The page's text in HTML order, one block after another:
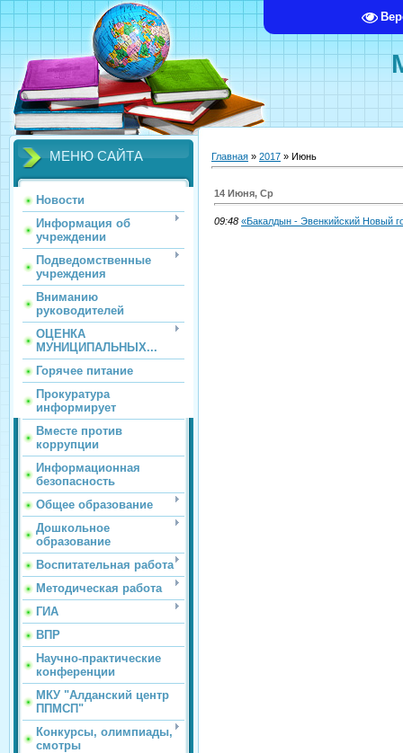
МЕНЮ САЙТА
Новости
Информация об
учреждении
Подведомственные
учреждения
Вниманию
руководителей
ОЦЕНКА
МУНИЦИПАЛЬНЫХ...
Горячее питание
Прокуратура
информирует
Вместе против
коррупции
Информационная
безопасность
Общее образование
Дошкольное
образование
Воспитательная работа
Методическая работа
ГИА
ВПР
Научно-практические
конференции
МКУ "Алданский центр
ППМСП"
Конкурсы, олимпиады,
смотры
Главная » 2017 » Июнь
14 Июня, Ср
09:48 «Бакалдын - Эвенкийский Новый